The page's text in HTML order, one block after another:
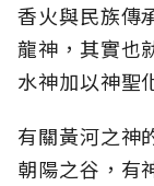
香火與民族傳
龍神，其實也
水神加以神聖
有關黃河之神
朝陽之谷，有